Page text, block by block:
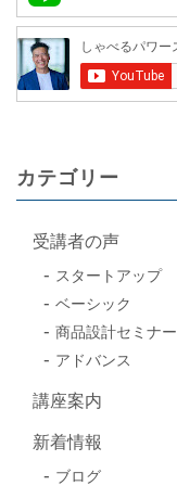
カテゴリー
受講者の声
スタートアップ
ベーシック
商品設計セミナー
アドバンス
講座案内
新着情報
ブログ